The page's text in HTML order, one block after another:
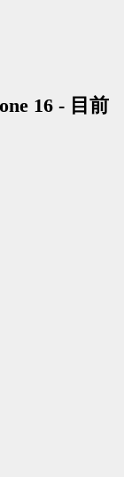
16 - 目前